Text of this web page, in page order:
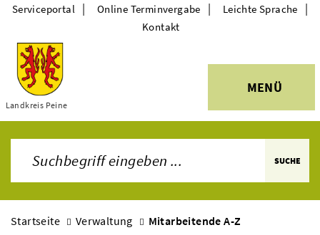
Themen
Landkreis Peine
MENÜ
Serviceportal | Online Terminvergabe | Leichte Sprache |
Kontakt
SUCHE
Startseite Verwaltung Mitarbeitende A-Z